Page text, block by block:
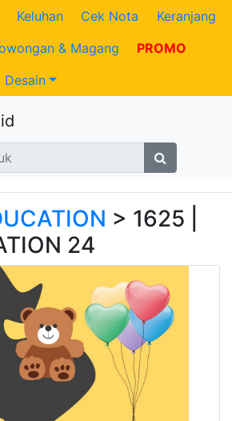
Keluhan Cek Nota
Keranjang
& Magang
PROMO
Desain
> 1625 |
24